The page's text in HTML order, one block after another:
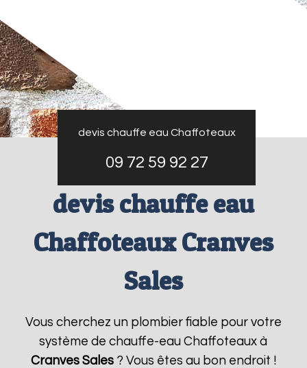
devis chauffe eau Chaffoteaux
09 72 59 92 27
devis chauffe eau
Chaffoteaux Cranves
Sales
Vous cherchez un plombier fiable pour votre
système de chauffe-eau Chaffoteaux à
Cranves Sales? Vous êtes au bon endroit !